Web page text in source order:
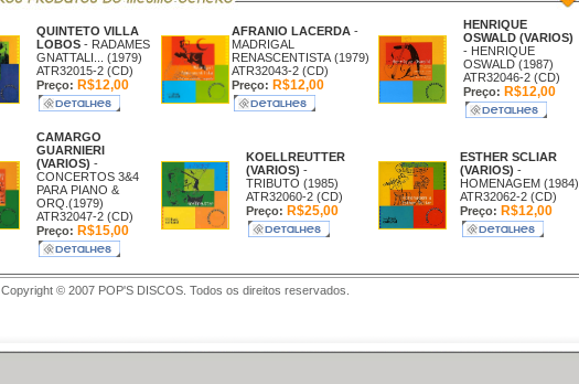
QUINTETO VILLA
LOBOS - RADAMES
GNATTALI... (1979)
ATR32015-2 (CD)
Preço: R$12,00
AFRANIO LACERDA -
MADRIGAL
RENASCENTISTA (1979)
ATR32043-2 (CD)
Preço: R$12,00
HENRIQUE
OSWALD (VARIOS)
- HENRIQUE
OSWALD (1987)
ATR32046-2 (CD)
Preço: R$12,00
CAMARGO
GUARNIERI
(VARIOS) -
CONCERTOS 3&4
PARA PIANO &
ORQ.(1979)
ATR32047-2 (CD)
Preço: R$15,00
KOELLREUTTER
(VARIOS) -
TRIBUTO (1985)
ATR32060-2 (CD)
Preço: R$25,00
ESTHER SCLIAR
(VARIOS) -
HOMENAGEM (1984)
ATR32062-2 (CD)
Preço: R$12,00
Copyright © 2007 POP'S DISCOS. Todos os direitos reservados.